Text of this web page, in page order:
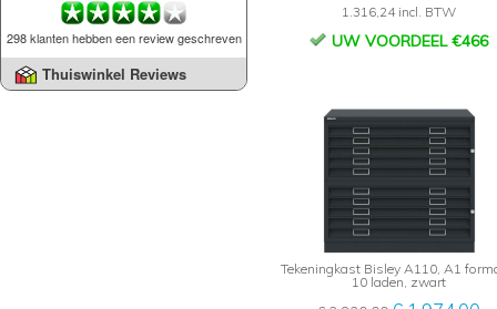
298 klanten hebben een review geschreven
Thuiswinkel Reviews
1.316,24 incl. BTW
UW VOORDEEL €466
Tekeningkast Bisley A110, A1
10 laden, zwart